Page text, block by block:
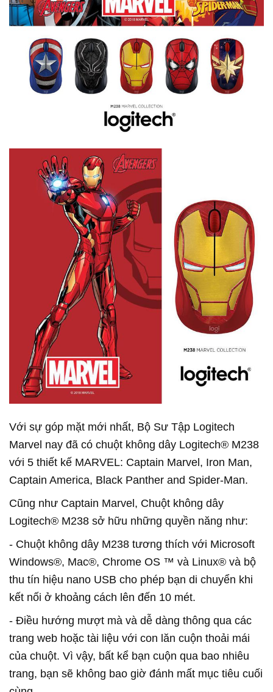
Với sự góp mặt mới nhất, Bộ Sư Tập Logitech
Marvel nay đã có chuột không dây Logitech® M238
với 5 thiết kế MARVEL: Captain Marvel, Iron Man,
Captain America, Black Panther and Spider-Man.
Cũng như Captain Marvel, Chuột không dây
Logitech® M238 sở hữu những quyền năng như:
- Chuột không dây M238 tương thích với Microsoft
Windows®, Mac®, Chrome OS ™ và Linux® và bộ
thu tín hiệu nano USB cho phép bạn di chuyển khi
kết nối ở khoảng cách lên đến 10 mét.
- Điều hướng mượt mà và dễ dàng thông qua các
trang web hoặc tài liệu với con lăn cuộn thoải mái
của chuột. Vì vậy, bất kể bạn cuộn qua bao nhiêu
trang, bạn sẽ không bao giờ đánh mất mục tiêu cuối